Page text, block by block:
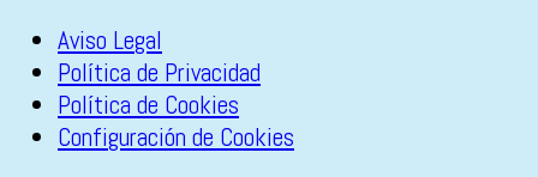
Aviso Legal
Política de Privacidad
Política de Cookies
Configuración de Cookies